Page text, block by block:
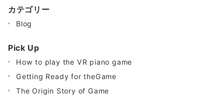
カテゴリー
Blog
Pick Up
How to play the VR piano game
Getting Ready for theGame
The Origin Story of Game